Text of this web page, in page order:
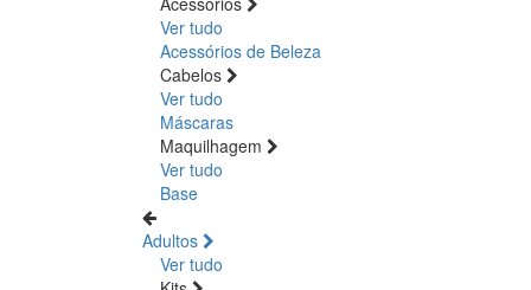
Ver tudo
Acessórios de Beleza
Cabelos
Ver tudo
Máscaras
Maquilhagem
Ver tudo
Base
Adultos
Ver tudo